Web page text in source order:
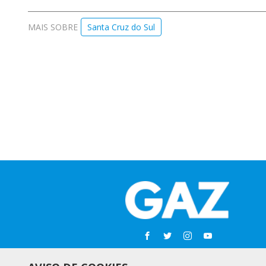
MAIS SOBRE Santa Cruz do Sul